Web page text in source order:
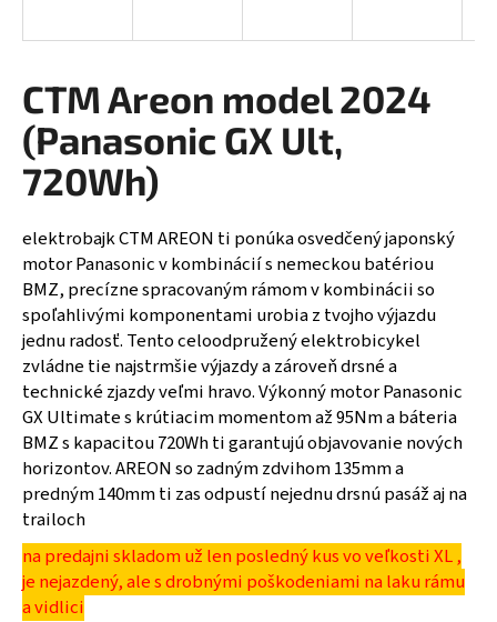
CTM Areon model 2024
(Panasonic GX Ult,
720Wh)
elektrobajk CTM AREON ti ponúka osvedčený japonský
motor Panasonic v kombinácií s nemeckou batériou
BMZ, precízne spracovaným rámom v kombinácii so
spoľahlivými komponentami urobia z tvojho výjazdu
jednu radosť. Tento celoodpružený elektrobicykel
zvládne tie najstrmšie výjazdy a zároveň drsné a
technické zjazdy veľmi hravo. Výkonný motor Panasonic
GX Ultimate s krútiacim momentom až 95Nm a báteria
BMZ s kapacitou 720Wh ti garantujú objavovanie nových
horizontov. AREON so zadným zdvihom 135mm a
predným 140mm ti zas odpustí nejednu drsnú pasáž aj na
trailoch
na predajni skladom už len posledný kus vo veľkosti XL ,
je nejazdený, ale s drobnými poškodeniami na laku rámu
a vidlici
s
ť
?
HĽADAŤ
O
d
p
o
r
ú
č
a
m
e